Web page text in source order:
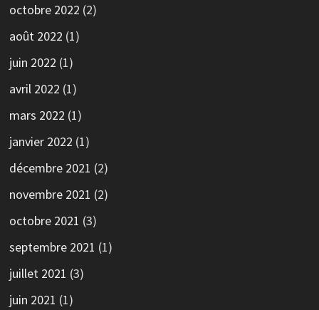
octobre 2022 (2)
août 2022 (1)
juin 2022 (1)
avril 2022 (1)
mars 2022 (1)
janvier 2022 (1)
décembre 2021 (2)
novembre 2021 (2)
octobre 2021 (3)
septembre 2021 (1)
juillet 2021 (3)
juin 2021 (1)